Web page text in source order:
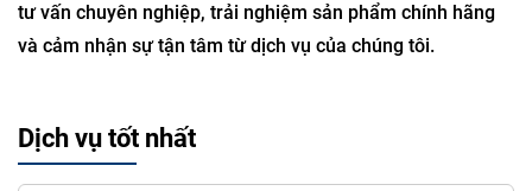
tư vấn chuyên nghiệp, trải nghiệm sản phẩm chính hãng
và cảm nhận sự tận tâm từ dịch vụ của chúng tôi.
Dịch vụ tốt nhất